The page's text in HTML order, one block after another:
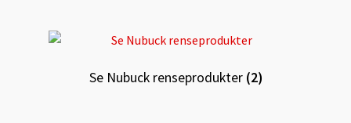
Se Nubuck renseprodukter (2)